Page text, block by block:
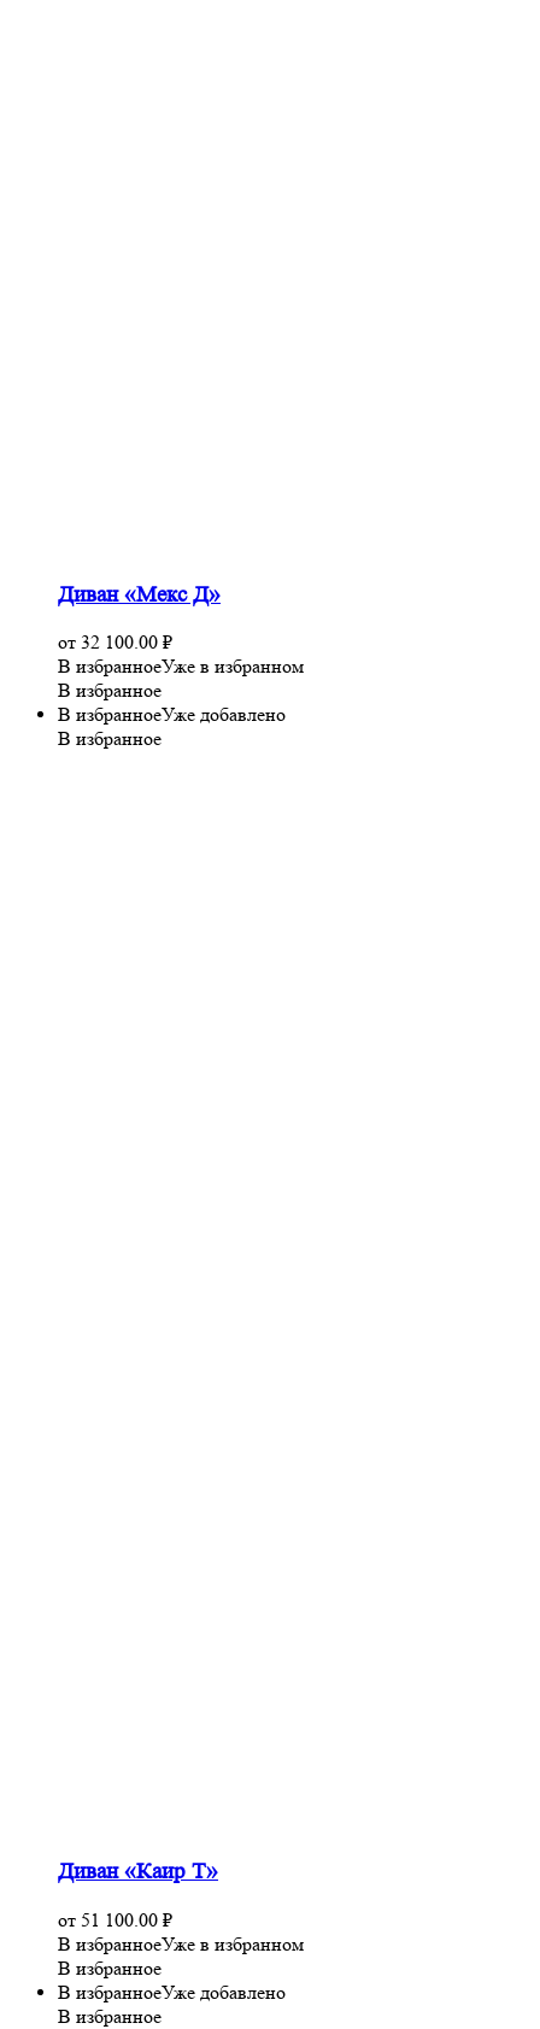
Диван «Мекс Д»
от 32 100.00 ₽
В избранноеУже в избранном
В избранное
В избранноеУже добавлено
В избранное
Диван «Каир Т»
от 51 100.00 ₽
В избранноеУже в избранном
В избранное
В избранноеУже добавлено
В избранное